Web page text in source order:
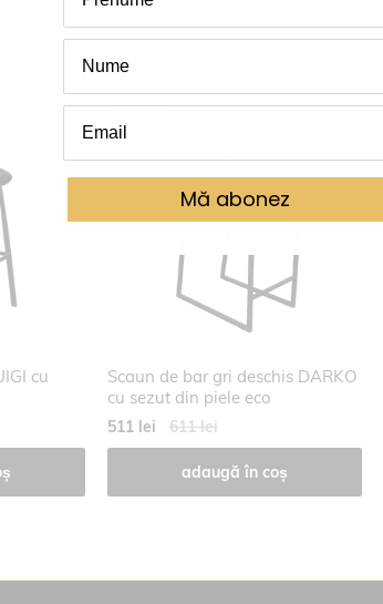
Produse asemanatoare
cu
Scaun de bar gri deschis DARKO
cu sezut din piele eco
511 lei 611 lei
adaugă în coș
Mă abonez